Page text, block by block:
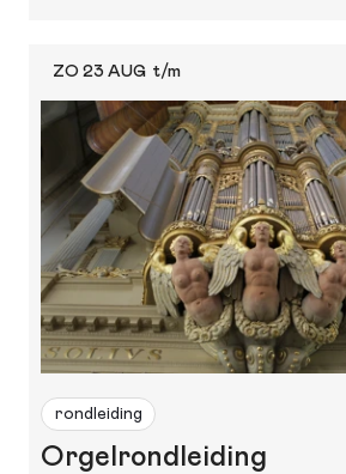
ZO 23 AUG t/m
rondleiding
Orgelrondleiding